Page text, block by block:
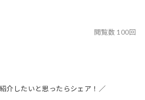
閲覧数 100回
介したいと思ったらシェア！／